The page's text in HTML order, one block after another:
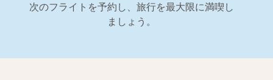
次のフライトを予約し、旅行を最大限に満喫し
ましょう。